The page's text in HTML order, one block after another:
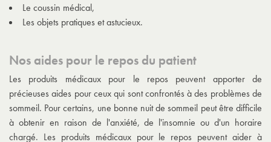
Le coussin médical,
Les objets pratiques et astucieux.
Nos aides pour le repos du patient
Les produits médicaux pour le repos peuvent apporter de
précieuses aides pour ceux qui sont confrontés à des problèmes de
sommeil. Pour certains, une bonne nuit de sommeil peut être difficile
à obtenir en raison de l'anxiété, de l'insomnie ou d'un horaire
chargé. Les produits médicaux pour le repos peuvent aider à